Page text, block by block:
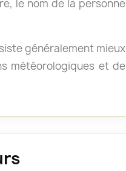
le nom de la personne
généralement mieux
météorologiques et de